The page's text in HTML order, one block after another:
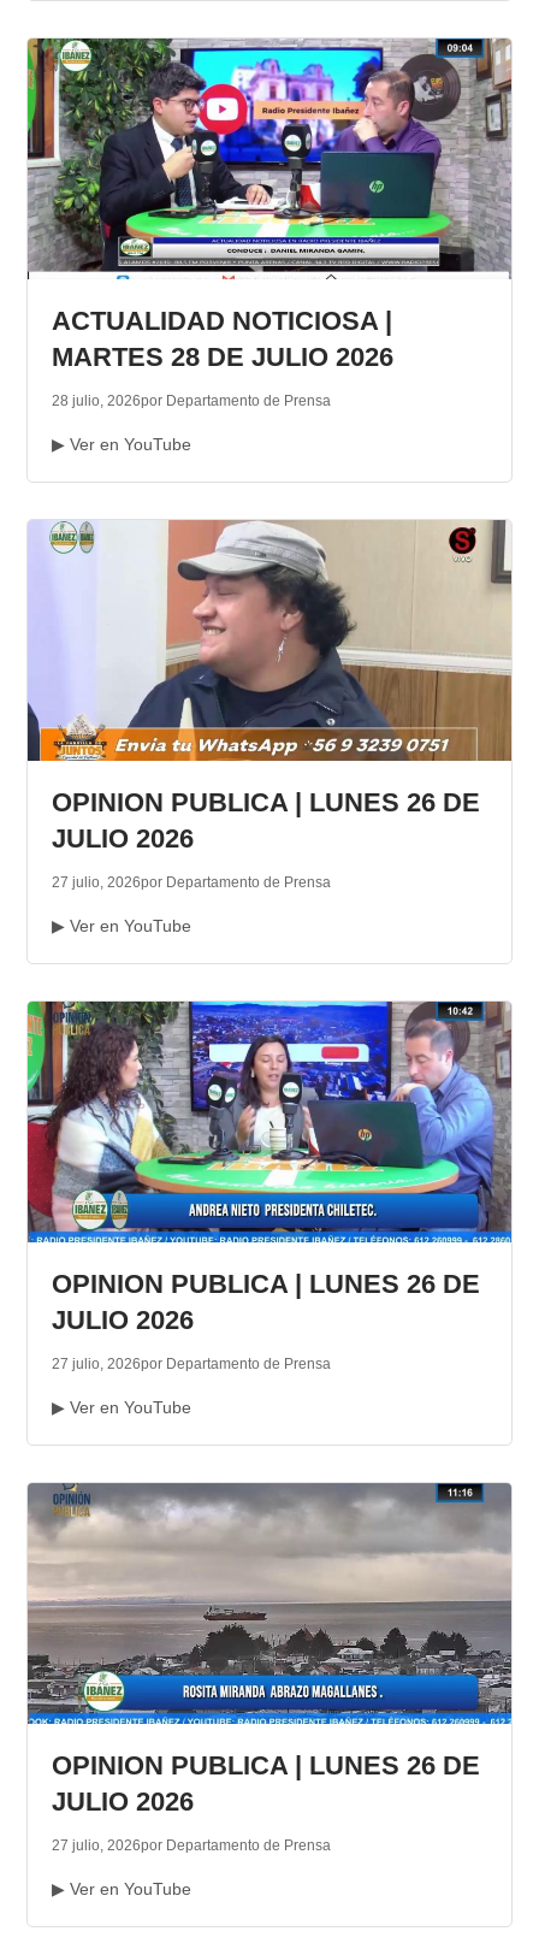
ACTUALIDAD NOTICIOSA |
MARTES 28 DE JULIO 2026
28 julio, 2026por Departamento de Prensa
▶ Ver en YouTube
OPINION PUBLICA | LUNES 26 DE
JULIO 2026
27 julio, 2026por Departamento de Prensa
▶ Ver en YouTube
OPINION PUBLICA | LUNES 26 DE
JULIO 2026
27 julio, 2026por Departamento de Prensa
▶ Ver en YouTube
OPINION PUBLICA | LUNES 26 DE
JULIO 2026
27 julio, 2026por Departamento de Prensa
▶ Ver en YouTube